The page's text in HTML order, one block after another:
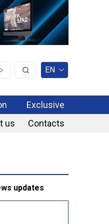
EN
Exclusive
us Contacts
updates